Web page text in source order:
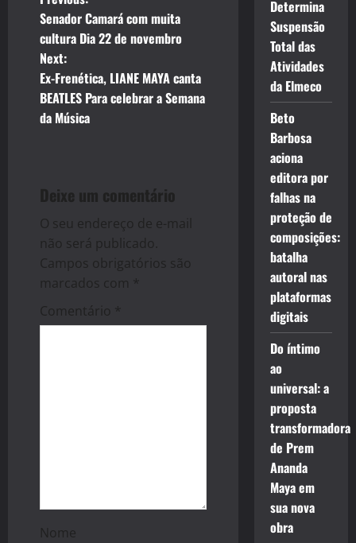
o
s
t
v
i
g
a
t
Senador Camará com muita
cultura Dia 22 de novembro
Next:
Ex-Frenética, LIANE MAYA canta
BEATLES Para celebrar a Semana
da Música
Deixe um comentário
O seu endereço de e-mail
não será publicado.
Campos obrigatórios são
marcados com *
Comentário *
Nome
Determina
Suspensão
Total das
Atividades
da Elmeco
Beto
Barbosa
aciona
editora por
falhas na
proteção de
composições:
batalha
autoral nas
plataformas
digitais
Do íntimo
ao
universal: a
proposta
transformadora
de Prem
Ananda
Maya em
sua nova
obra